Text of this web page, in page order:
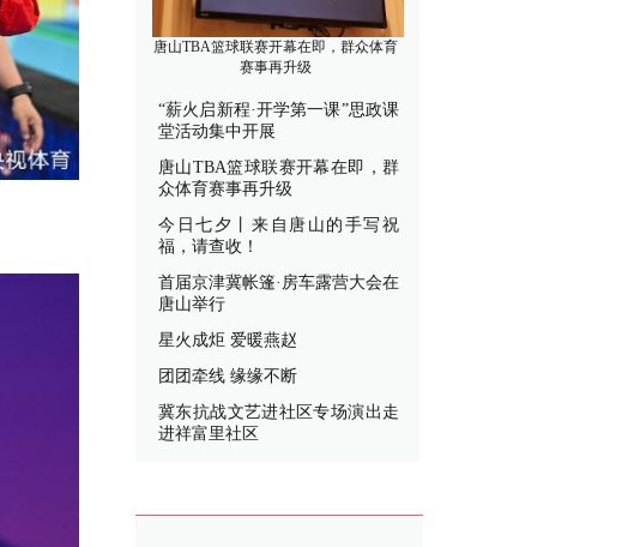
唐山TBA篮球联赛开幕在即，群众体育
赛事再升级
“薪火启新程·开学第一课”思政课
堂活动集中开展
唐山TBA篮球联赛开幕在即，群
众体育赛事再升级
今日七夕丨来自唐山的手写祝
福，请查收！
首届京津冀帐篷·房车露营大会在
唐山举行
星火成炬 爱暖燕赵
团团牵线 缘缘不断
冀东抗战文艺进社区专场演出走
进祥富里社区